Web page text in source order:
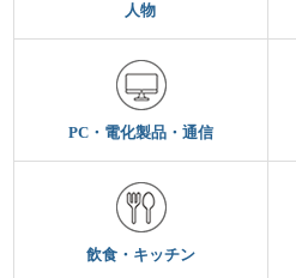
人物
PC・電化製品・通信
飲食・キッチン